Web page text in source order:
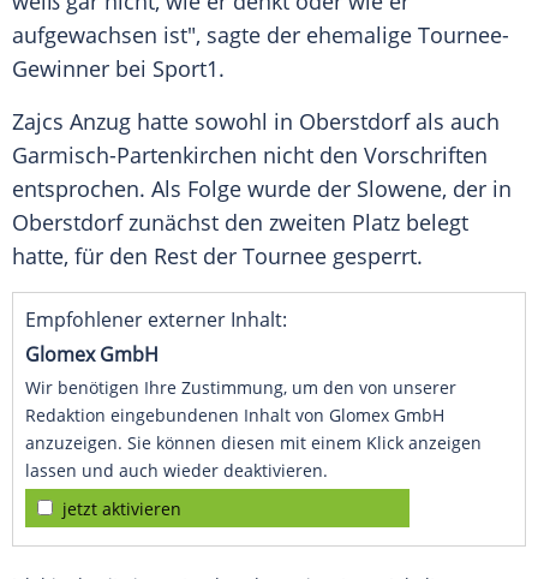
aufgewachsen ist", sagte der ehemalige Tournee-
Gewinner bei Sport1.
Zajcs Anzug hatte sowohl in Oberstdorf als auch
Garmisch-Partenkirchen nicht den Vorschriften
entsprochen. Als Folge wurde der Slowene, der in
Oberstdorf zunächst den zweiten Platz belegt
hatte, für den Rest der Tournee gesperrt.
Empfohlener externer Inhalt:
Glomex GmbH
Wir benötigen Ihre Zustimmung, um den von unserer
Redaktion eingebundenen Inhalt von Glomex GmbH
anzuzeigen. Sie können diesen mit einem Klick anzeigen
lassen und auch wieder deaktivieren.
jetzt aktivieren